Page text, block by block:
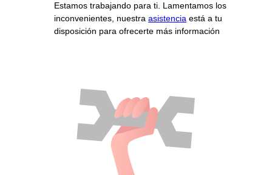
Estamos trabajando para ti. Lamentamos los
inconvenientes, nuestra asistencia está a tu
disposición para ofrecerte más información